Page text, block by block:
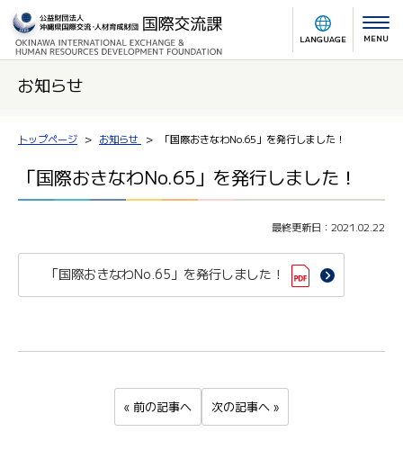
LANGUAGE MENU
お知らせ
トップページ お知らせ 「国際おきなわNo.65」を発行しました！
「国際おきなわNo.65」を発行しました！
最終更新日：2021.02.22
「国際おきなわNo.65」を発行しました！
« 前の記事へ 次の記事へ »